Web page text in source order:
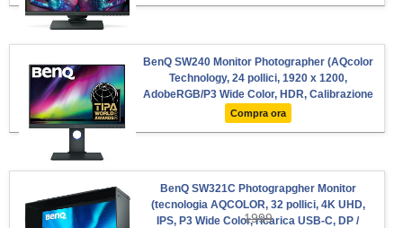
BenQ SW240 Monitor Photographer (AQcolor
Technology, 24 pollici, 1920 x 1200,
AdobeRGB/P3 Wide Color, HDR, Calibrazione
hardware, Compatibilità con MacBook Pro
M1/M2)
Compra ora
BenQ SW321C Photograpgher Monitor
(tecnologia AQCOLOR, 32 pollici, 4K UHD,
IPS, P3 Wide Color, ricarica USB-C, DP /
1999